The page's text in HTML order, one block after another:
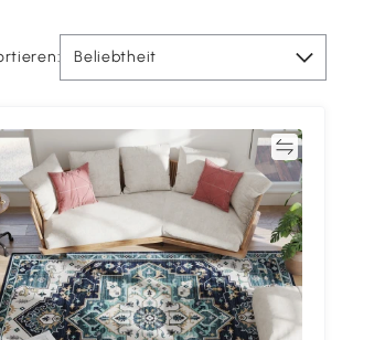
Beliebtheit
Vergleichen